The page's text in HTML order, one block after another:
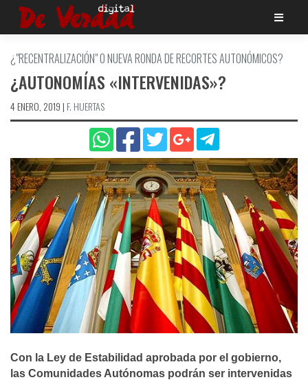
Saltar
¿"RECENTRALIZACIÓN" O NUEVA RONDA DE RECORTES AUTONÓMICOS?
¿AUTONOMÍ­AS «INTERVENIDAS»?
4 ENERO, 2019 | F. HUERTAS
Con la Ley de Estabilidad aprobada por el gobierno,
las Comunidades Autónomas podrán ser intervenidas